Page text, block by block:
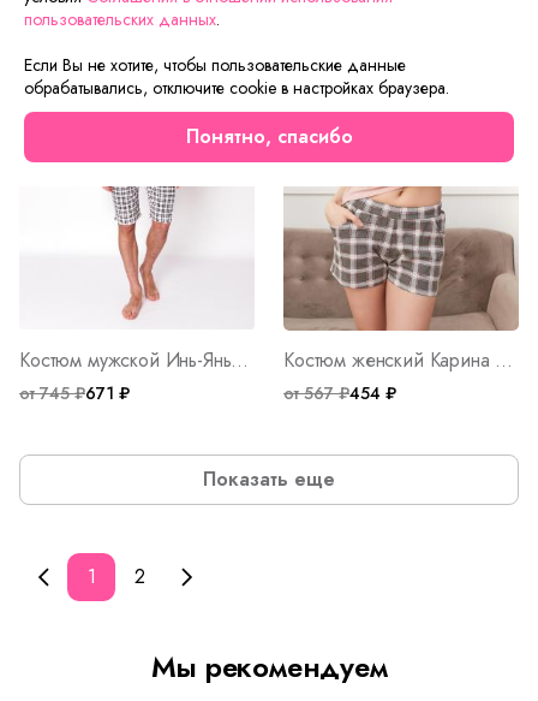
Костюм мужской Инь-Янь Ч Арт. 8213
от 745 ₽671 ₽
Костюм женский Карина Арт. 8171
от 567 ₽454 ₽
Показать еще
1 2
Мы рекомендуем
пользовательских данных.
Если Вы не хотите, чтобы пользовательские данные
обрабатывались, отключите cookie в настройках браузера.
Понятно, спасибо